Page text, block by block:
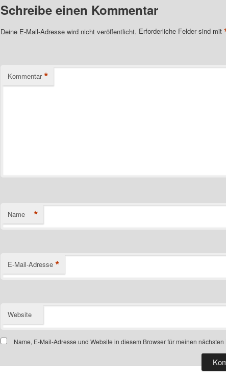
Schreibe einen Kommentar
Deine E-Mail-Adresse wird nicht veröffentlicht. Erforderliche Felder sind mit
Kommentar *
Name *
E-Mail-Adresse *
Website
Name, E-Mail-Adresse und Website in diesem Browser für meinen